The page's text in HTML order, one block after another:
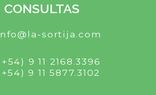
CONSULTAS
sortija.com
9 11 2168.3396
9 11 5877.3102